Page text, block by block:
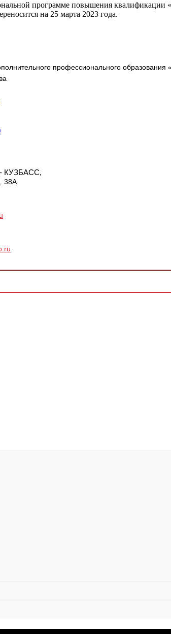
программе повышения
на 25 марта 2023 года.
профессионального
КУЗБАСС,
38А